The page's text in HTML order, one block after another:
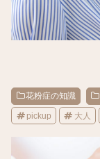
花粉症の知識
pickup 大人